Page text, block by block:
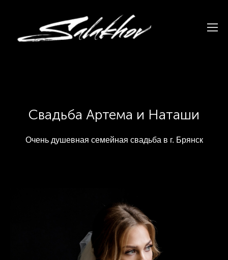
Свадьба Артема и Наташи
Очень душевная семейная свадьба в г. Брянск